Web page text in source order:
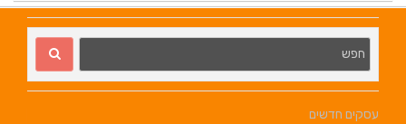
עסקים חדשים